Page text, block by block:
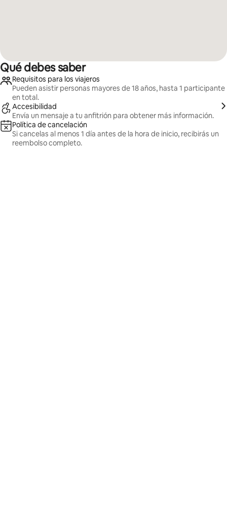
Qué debes saber
Requisitos para los viajeros
Pueden asistir personas mayores de 18 años, hasta 1 participante
en total.
Accesibilidad
Envía un mensaje a tu anfitrión para obtener más información.
Política de cancelación
Si cancelas al menos 1 día antes de la hora de inicio, recibirás un
reembolso completo.